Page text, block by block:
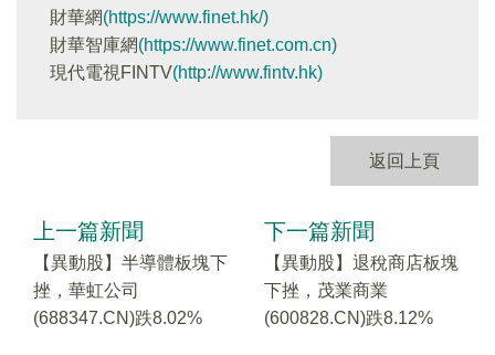
財華網(https://www.finet.hk/)
財華智庫網(https://www.finet.com.cn)
現代電視FINTV(http://www.fintv.hk)
返回上頁
上一篇新聞
【異動股】半導體板塊下
挫，華虹公司
(688347.CN)跌8.02%
下一篇新聞
【異動股】退稅商店板塊
下挫，茂業商業
(600828.CN)跌8.12%